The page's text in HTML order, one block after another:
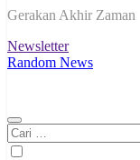
Gerakan Akhir Zaman
Newsletter
Random News
Cari
untuk: